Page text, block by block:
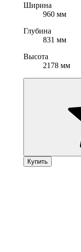
Ширина
960 мм
Глубина
831 мм
Высота
2178 мм
Купить